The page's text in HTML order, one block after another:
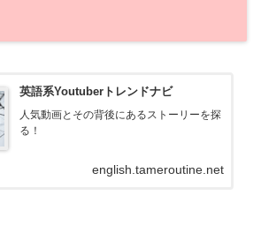
英語系Youtuberトレンドナビ
人気動画とその背後にあるストーリーを探
る！
english.tameroutine.net